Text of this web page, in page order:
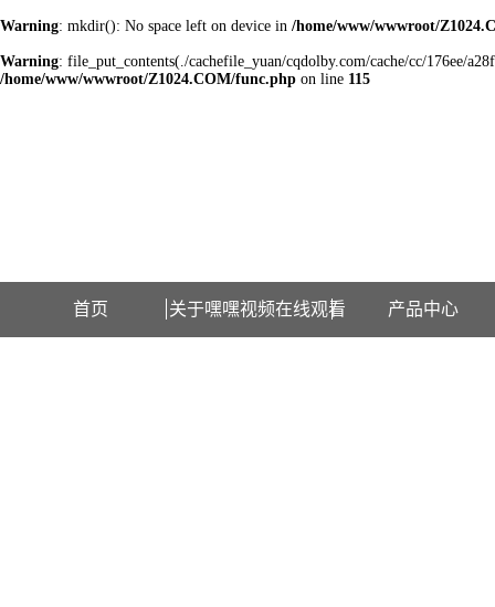
Warning: mkdir(): No space left on device in /home/www/wwwroot/
Warning: file_put_contents(./cachefile_yuan/cqdolby.com/cache/cc/176ee/
/home/www/wwwroot/Z1024.COM/func.php on line 115
首页 关于嘿嘿视频在线观看 产品中心